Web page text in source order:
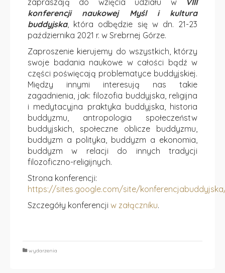
konferencji naukowej Myśl i kultura
buddyjska, która odbędzie się w dn. 21-23
października 2021 r. w Srebrnej Górze.
Zaproszenie kierujemy do wszystkich, którzy
swoje badania naukowe w całości bądź w
części poświęcają problematyce buddyjskiej.
Między innymi interesują nas takie
zagadnienia, jak: filozofia buddyjska, religijna
i medytacyjna praktyka buddyjska, historia
buddyzmu, antropologia społeczeństw
buddyjskich, społeczne oblicze buddyzmu,
buddyzm a polityka, buddyzm a ekonomia,
buddyzm w relacji do innych tradycji
filozoficzno-religijnych.
Strona konferencji:
https://sites.google.com/site/
Szczegóły konferencji w załączniku.
wydarzenia